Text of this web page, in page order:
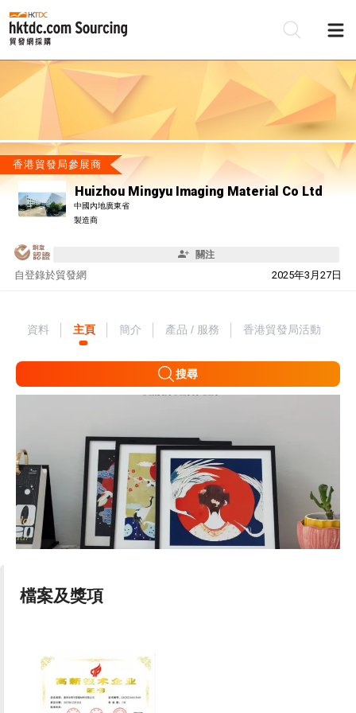
香港貿發局參展商
Huizhou Mingyu Imaging Material Co Ltd
中國內地廣東省
製造商
關注
自 2025年3月27日
登錄於貿發網
資料 主頁 簡介 產品 / 服務 香港貿發局活動
搜尋
檔案及獎項